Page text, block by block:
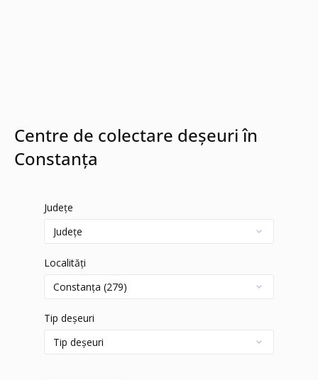
Centre de colectare deșeuri în
Constanța
Județe
Localități
Tip deșeuri